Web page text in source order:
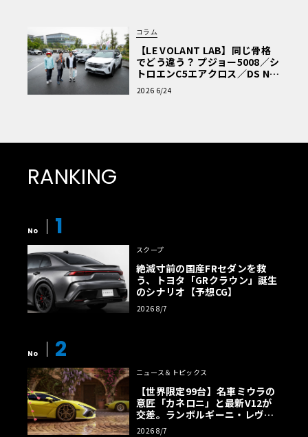
コラム
【LE VOLANT LAB】同じ骨格
でどう違う？ プジョー5008／シ
トロエンC5エアクロス／DS Nº4
読者一気乗りレポート
2026 6/24
RANKING
No 1
スクープ
絶滅寸前の国産FRセダンを救
う、トヨタ「GRクラウン」誕生
のシナリオ【予想CG】
2026 8/7
No 2
ニュース＆トピックス
【世界限定99台】名車ミウラの
意匠「カネロニ」と最新V12が
交差。ランボルギーニ・レヴエ
ルトに60周年記念車が登場
2026 8/7